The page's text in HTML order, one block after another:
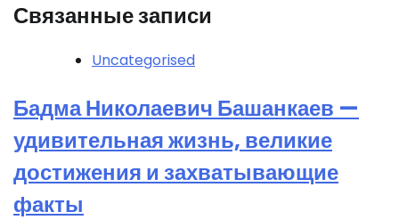
Связанные записи
Uncategorised
Бадма Николаевич Башанкаев —
удивительная жизнь, великие
достижения и захватывающие
факты